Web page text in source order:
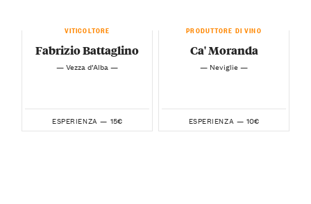
VITICOLTORE
Fabrizio Battaglino
— Vezza d’Alba —
ESPERIENZA — 15€
PRODUTTORE DI VINO
Ca' Moranda
— Neviglie —
ESPERIENZA — 10€